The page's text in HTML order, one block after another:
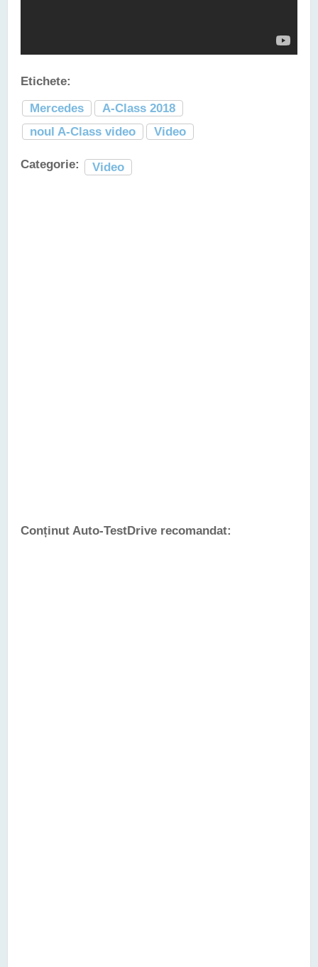
Etichete:
Mercedes
A-Class 2018
noul A-Class video
Video
Categorie: Video
Conținut Auto-TestDrive recomandat: